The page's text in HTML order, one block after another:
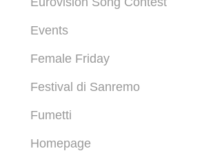
Events
Female Friday
Festival di Sanremo
Fumetti
Homepage